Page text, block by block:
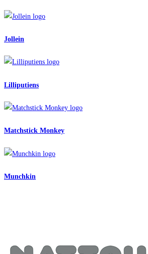
Jollein
Lilliputiens
Matchstick Monkey
Munchkin